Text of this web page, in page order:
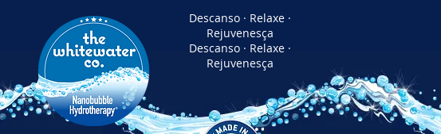
Descanso · Relaxe ·
Rejuvenesça
Descanso · Relaxe ·
Rejuvenesça